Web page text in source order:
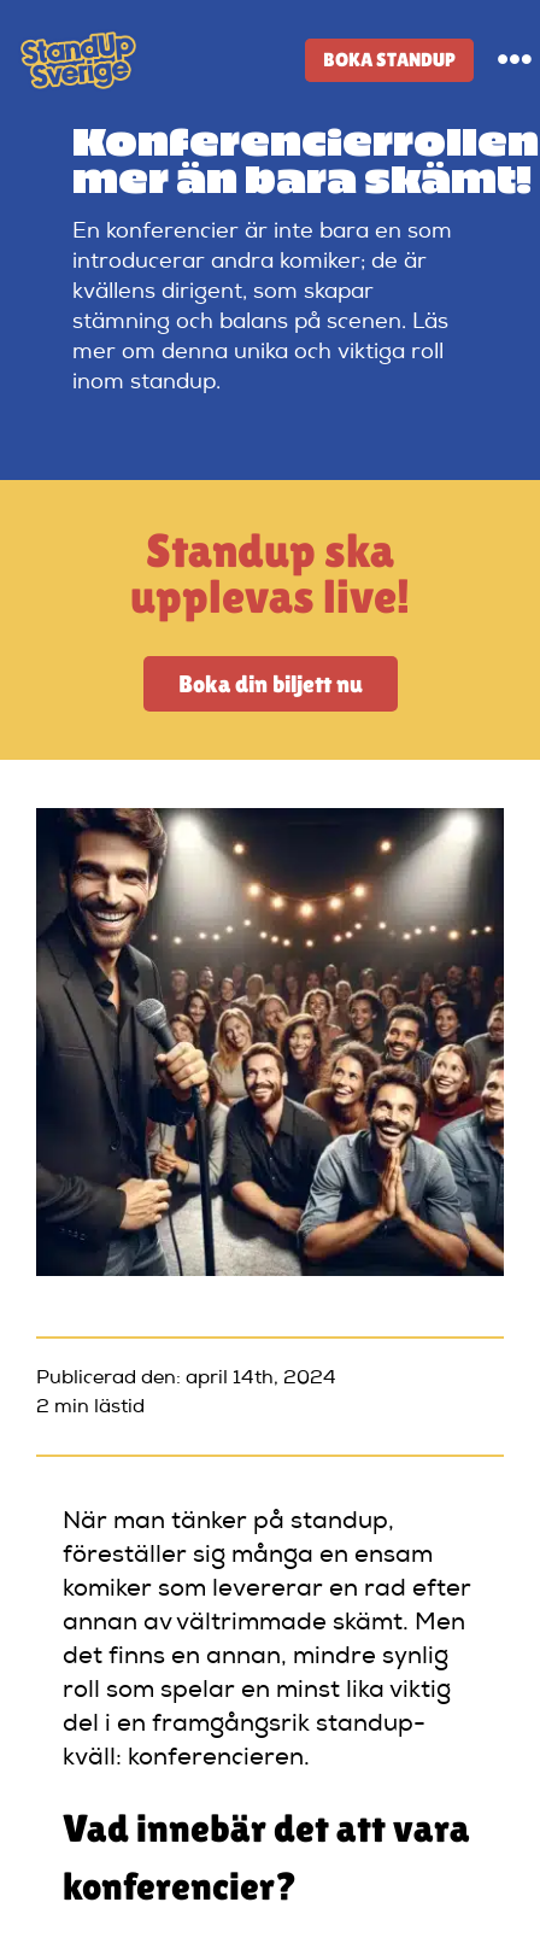
to
content
BOKA STANDUP
Standup-butik
Komiker
Lineup
Tidigare lineup
Klubbar
StandUpSverige PODDEN
Vanliga frågor
Mitt konto
mer än bara skämt!
En konferencier är inte bara en som
introducerar andra komiker; de är
kvällens dirigent, som skapar
stämning och balans på scenen. Läs
mer om denna unika och viktiga roll
inom standup.
Standup ska
upplevas live!
Boka din biljett nu
Publicerad den: april 14th, 2024
2 min lästid
När man tänker på standup,
föreställer sig många en ensam
komiker som levererar en rad efter
annan av vältrimmade skämt. Men
det finns en annan, mindre synlig
roll som spelar en minst lika viktig
del i en framgångsrik standup-
kväll: konferencieren.
Vad innebär det att vara
konferencier?